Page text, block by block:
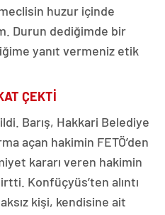
huzur içinde
Durun dediğimde bir
yanıt vermeniz etik
ÇEKTİ
Barış, Hakkari Belediye
açan hakimin FETÖ’den
kararı veren hakimin
Konfüçyüs’ten alıntı
kişi, kendisine ait